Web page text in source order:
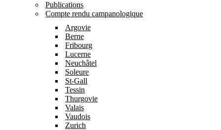
Publications
Compte rendu campanologique
Argovie
Berne
Fribourg
Lucerne
Neuchâtel
Soleure
St-Gall
Tessin
Thurgovie
Valais
Vaudois
Zurich